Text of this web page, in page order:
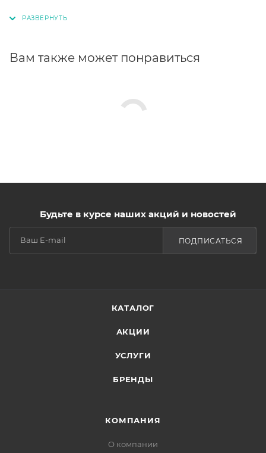
Вам также может понравиться
Будьте в курсе наших акций и новостей
ПОДПИСАТЬСЯ
КАТАЛОГ
АКЦИИ
УСЛУГИ
БРЕНДЫ
КОМПАНИЯ
О компании